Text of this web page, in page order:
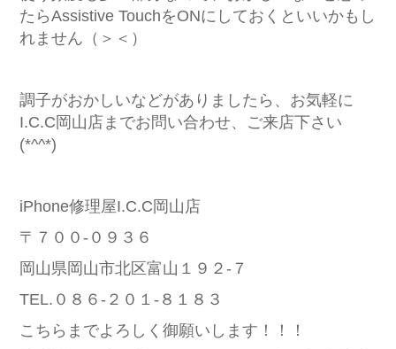
たらAssistive TouchをONにしておくといいかもし
れません（＞＜）
調子がおかしいなどがありましたら、お気軽に
I.C.C岡山店までお問い合わせ、ご来店下さい
(*^^*)
iPhone修理屋I.C.C岡山店
〒７００-０９３６
岡山県岡山市北区富山１９２-７
TEL.０８６-２０１-８１８３
こちらまでよろしく御願いします！！！